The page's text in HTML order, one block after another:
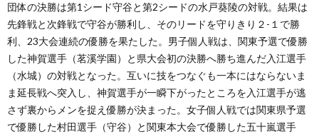
団体の決勝は第1シード守谷と第2シードの水戸葵陵の対戦。結果は
先鋒戦と次鋒戦で守谷が勝利し、そのリードを守りきり２-１で勝
利、23大会連続の優勝を果たした。男子個人戦は、関東予選で優勝
した神賀選手（茗溪学園）と県大会初の決勝へ勝ち進んだ入江選手
（水城）の対戦となった。互いに技をつなぐも一本にはならないま
ま延長戦へ突入し、神賀選手が一瞬下がったところを入江選手が逃
さず裏からメンを捉え優勝が決まった。女子個人戦では関東県予選
で優勝した村田選手（守谷）と関東本大会で優勝した五十嵐選手